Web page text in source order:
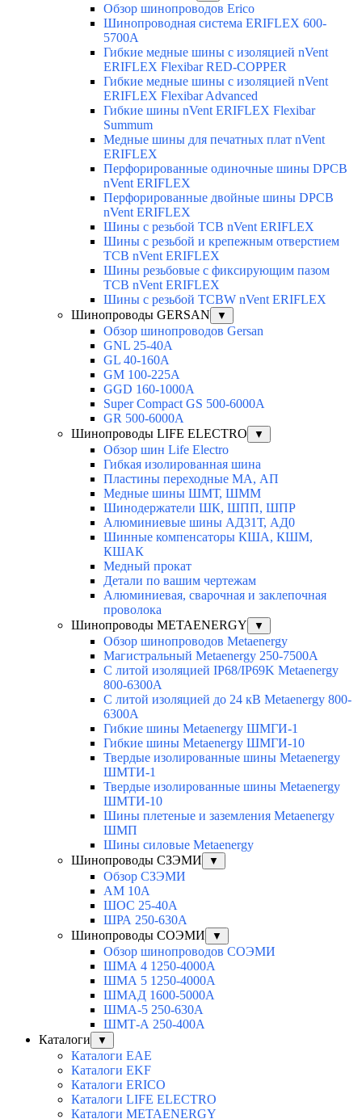
Обзор шинопроводов Erico
Шинопроводная система ERIFLEX 600-
5700A
Гибкие медные шины с изоляцией nVent
ERIFLEX Flexibar RED-COPPER
Гибкие медные шины с изоляцией nVent
ERIFLEX Flexibar Advanced
Гибкие шины nVent ERIFLEX Flexibar
Summum
Медные шины для печатных плат nVent
ERIFLEX
Перфорированные одиночные шины DPCB
nVent ERIFLEX
Перфорированные двойные шины DPCB
nVent ERIFLEX
Шины с резьбой TCB nVent ERIFLEX
Шины с резьбой и крепежным отверстием
TCB nVent ERIFLEX
Шины резьбовые с фиксирующим пазом
TCB nVent ERIFLEX
Шины с резьбой TCBW nVent ERIFLEX
Шинопроводы GERSAN
▼
Обзор шинопроводов Gersan
GNL 25-40A
GL 40-160A
GM 100-225A
GGD 160-1000A
Super Compact GS 500-6000A
GR 500-6000A
Шинопроводы LIFE ELECTRO
▼
Обзор шин Life Electro
Гибкая изолированная шина
Пластины переходные МА, АП
Медные шины ШМТ, ШММ
Шинодержатели ШК, ШПП, ШПР
Алюминиевые шины АД31Т, АД0
Шинные компенсаторы КША, КШМ,
КШАК
Медный прокат
Детали по вашим чертежам
Алюминиевая, cварочная и заклепочная
проволока
Шинопроводы METAENERGY
▼
Обзор шинопроводов Metaenergy
Магистральный Metaenergy 250-7500A
С литой изоляцией IP68/IP69K Metaenergy
800-6300A
С литой изоляцией до 24 кВ Metaenergy 800-
6300A
Гибкие шины Metaenergy ШМГИ-1
Гибкие шины Metaenergy ШМГИ-10
Твердые изолированные шины Metaenergy
ШМТИ-1
Твердые изолированные шины Metaenergy
ШМТИ-10
Шины плетеные и заземления Metaenergy
ШМП
Шины силовые Metaenergy
Шинопроводы СЗЭМИ
▼
Обзор СЗЭМИ
АМ 10А
ШОС 25-40А
ШРА 250-630А
Шинопроводы СОЭМИ
▼
Обзор шинопроводов СОЭМИ
ШМА 4 1250-4000А
ШМА 5 1250-4000А
ШМАД 1600-5000А
ШМА-5 250-630А
ШМТ-А 250-400А
Каталоги
▼
Каталоги EAE
Каталоги EKF
Каталоги ERICO
Каталоги LIFE ELECTRO
Каталоги METAENERGY